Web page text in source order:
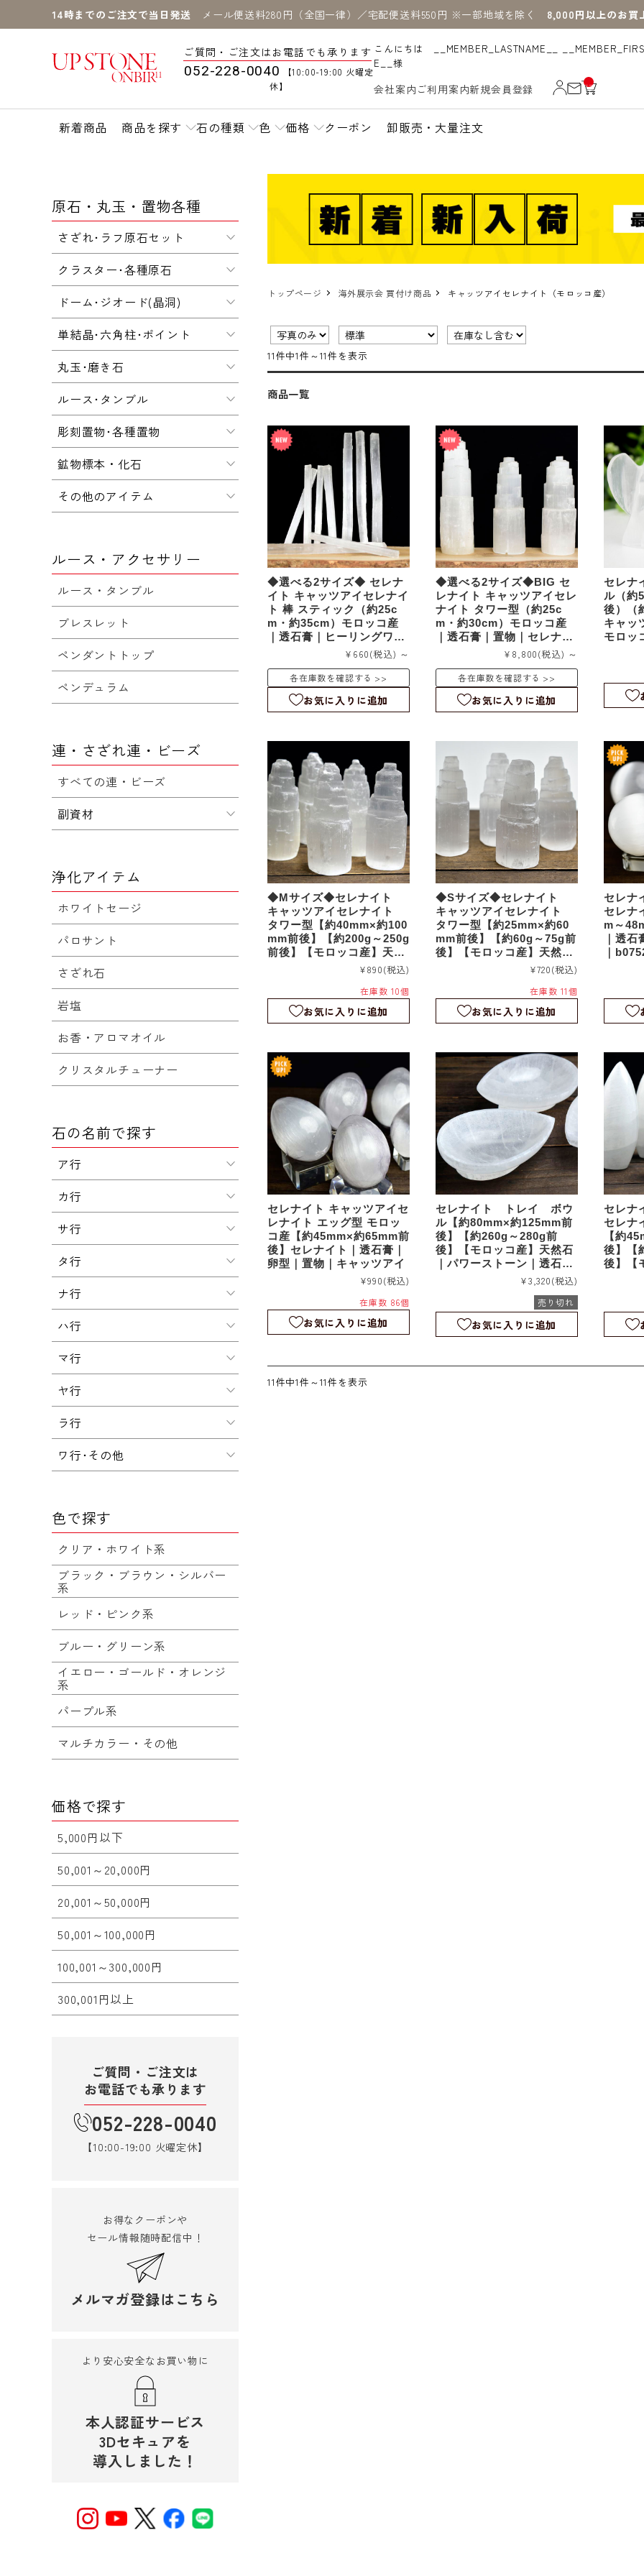
14時までのご注文で当日発送 メール便送料280円（全国一律）／宅配便送料550円 ※一部地域を除く 8,000円以上のお買
ご質問・ご注文はお電話でも承ります
052-228-0040
【10:00-19:00 火曜定
休】
こんにちは __MEMBER_LASTNAME__
E__様
会社案内 ご利用案内新規会員登録
__
IT
_C
新着商品 商品を探す 石の種類 色 価格 クーポン 卸販売・大量注文
トップページ 海外展示会 買付け商品 キャッツアイセレナイト（モロッコ産）
11件中1件～11件を表示
商品一覧
◆選べる2サイズ◆ セレナ
イト キャッツアイセレナイ
ト 棒 スティック（約25c
m・約35cm）モロッコ産
｜透石膏｜ヒーリングワン
ド｜ロングサイズ｜b9757
¥660(税込) ～
各在庫数を確認する
お気に入りに追加
◆選べる2サイズ◆BIG セ
レナイト キャッツアイセレ
ナイト タワー型（約25c
m・約30cm）モロッコ産
｜透石膏｜置物｜セレナイ
トタワー｜スタンドアップ
¥8,800(税込) ～
各在庫数を確認する
お気に入りに追加
セレナ
ル（約
後）（
キャッ
モロッ
｜
◆Mサイズ◆セレナイト
キャッツアイセレナイト
タワー型【約40mm×約100
mm前後】【約200g～250g
前後】【モロッコ産】天然
石｜パワーストーン｜透石
ー｜ワンド｜スタンドアッ
プスカイ｜Mサイズ｜b697
9
¥890(税込)
在庫数 10個
お気に入りに追加
◆Sサイズ◆セレナイト
キャッツアイセレナイト
タワー型【約25mm×約60
mm前後】【約60g～75g前
後】【モロッコ産】天然石
｜パワーストーン｜透石膏
｜ワンド｜スタンドアップ
スカイ｜Sサイズ｜t20010
¥720(税込)
在庫数 11個
お気に入りに追加
セレナ
セレナ
m～
｜透
｜
セレナイト キャッツアイセ
レナイト エッグ型 モロッ
コ産【約45mm×約65mm前
後】セレナイト｜透石膏｜
卵型｜置物｜キャッツアイ
¥990(税込)
在庫数 86個
お気に入りに追加
セレナイト トレイ ボウ
ル【約80mm×約125mm前
後】【約260g～280g前
後】【モロッコ産】天然石
｜パワーストーン｜透石膏
｜置物｜キャッツアイセレ
¥3,320(税込)
売り切れ
お気に入りに追加
セレナ
セレナ
【約
後】【
後】【
｜パ
11件中1件～11件を表示
原石・丸玉・置物各種
さざれ･ラフ原石セット
クラスター･各種原石
ドーム･ジオード(晶洞)
単結晶･六角柱･ポイント
丸玉･磨き石
ルース･タンブル
彫刻置物･各種置物
鉱物標本・化石
その他のアイテム
ルース・アクセサリー
ルース・タンブル
ブレスレット
ペンダントトップ
ペンデュラム
連・さざれ連・ビーズ
すべての連・ビーズ
副資材
浄化アイテム
ホワイトセージ
パロサント
さざれ石
岩塩
お香・アロマオイル
クリスタルチューナー
石の名前で探す
ア行
カ行
サ行
タ行
ナ行
ハ行
マ行
ヤ行
ラ行
ワ行･その他
色で探す
クリア・ホワイト系
ブラック・ブラウン・シルバー
系
レッド・ピンク系
ブルー・グリーン系
イエロー・ゴールド・オレンジ
系
パープル系
マルチカラー・その他
価格で探す
5,000円以下
50,001～20,000円
20,001～50,000円
50,001～100,000円
100,001～300,000円
300,001円以上
ご質問・ご注文は
お電話でも承ります
052-228-0040
【10:00-19:00 火曜定休】
お得なクーポンや
セール情報随時配信中！
メルマガ登録はこちら
より安心安全なお買い物に
本人認証サービス
3Dセキュアを
導入しました！